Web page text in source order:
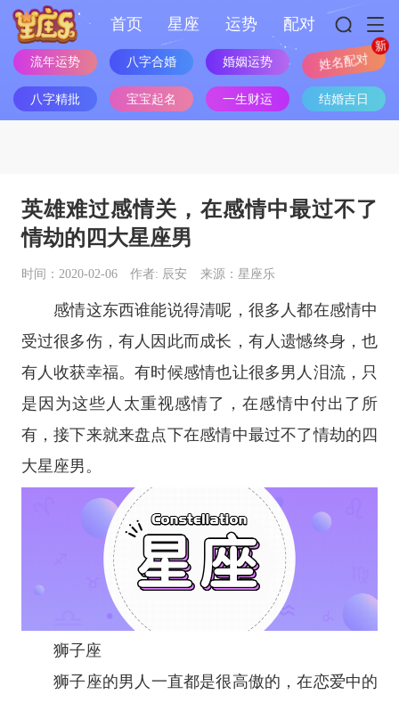
首页 星座 运势 配对
流年运势 八字合婚 婚姻运势 姓名配对
八字精批 宝宝起名 一生财运 结婚吉日
英雄难过感情关，在感情中最过不了
情劫的四大星座男
时间：2020-02-06 作者: 辰安 来源：星座乐
感情这东西谁能说得清呢，很多人都在感情中
受过很多伤，有人因此而成长，有人遗憾终身，也
有人收获幸福。有时候感情也让很多男人泪流，只
是因为这些人太重视感情了，在感情中付出了所
有，接下来就来盘点下在感情中最过不了情劫的四
大星座男。
狮子座
狮子座的男人一直都是很高傲的，在恋爱中的